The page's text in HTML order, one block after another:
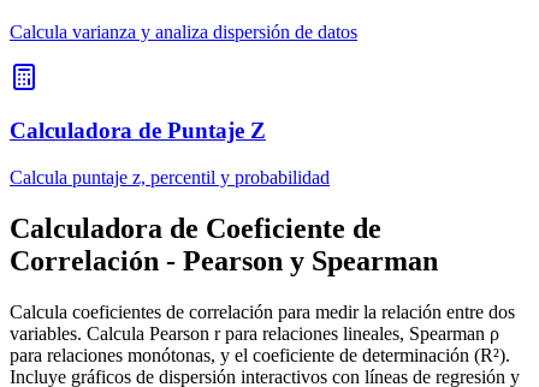
Calcula varianza y analiza dispersión de datos
Calculadora de Puntaje Z
Calcula puntaje z, percentil y probabilidad
Calculadora de Coeficiente de
Correlación - Pearson y Spearman
Calcula coeficientes de correlación para medir la relación entre dos
variables. Calcula Pearson r para relaciones lineales, Spearman ρ
para relaciones monótonas, y el coeficiente de determinación (R²).
Incluye gráficos de dispersión interactivos con líneas de regresión y